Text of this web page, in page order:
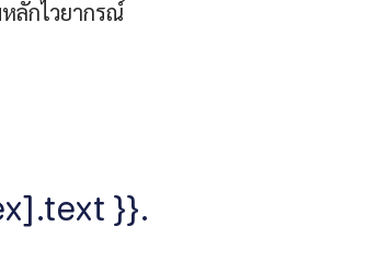
ลักไวยากรณ์
}}.